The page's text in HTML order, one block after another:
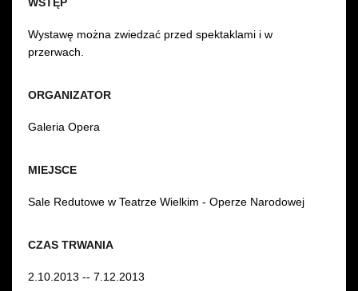
CZAS TRWANIA
2.10.2013 -- 7.12.2013
MIEJSCE
Sale Redutowe w Teatrze Wielkim - Operze Narodowej
ORGANIZATOR
Galeria Opera
Wystawę można zwiedzać przed spektaklami i w
przerwach.